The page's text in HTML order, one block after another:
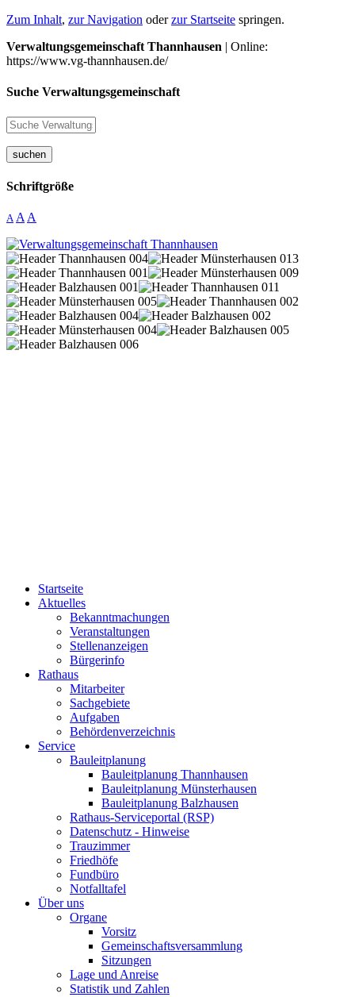
Zum Inhalt, zur Navigation oderzur Startseite springen.
Verwaltungsgemeinschaft Thannhausen | Online:
https://www.vg-thannhausen.de/
Suche Verwaltungsgemeinschaft
suchen
Schriftgröße
A A A
Startseite
Aktuelles
Bekanntmachungen
Veranstaltungen
Stellenanzeigen
Bürgerinfo
Rathaus
Mitarbeiter
Sachgebiete
Aufgaben
Behördenverzeichnis
Service
Bauleitplanung
Bauleitplanung Thannhausen
Bauleitplanung Münsterhausen
Bauleitplanung Balzhausen
Rathaus-Serviceportal (RSP)
Datenschutz - Hinweise
Trauzimmer
Friedhöfe
Fundbüro
Notfalltafel
Über uns
Organe
Vorsitz
Gemeinschaftsversammlung
Sitzungen
Lage und Anreise
Statistik und Zahlen